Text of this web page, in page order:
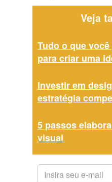
Veja
Tudo o que
para criar uma
Investir em
estratégia
5 passos
visual